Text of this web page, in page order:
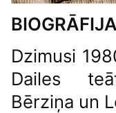
BIOGRĀFIJA
Dzimusi
Dailes
Bērziņa un